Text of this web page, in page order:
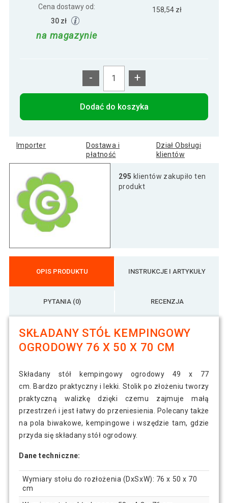
Cena dostawy od:
30 zł
na magazynie
158,54 zł
- +
Dodać do koszyka
Importer
Dostawa i
płatność
Dział Obsługi
klientów
295 klientów zakupiło ten
produkt
OPIS PRODUKTU INSTRUKCJE I ARTYKUŁY
PYTANIA (0) RECENZJA
SKŁADANY STÓŁ KEMPINGOWY
OGRODOWY 76 X 50 X 70 CM
Składany stół kempingowy ogrodowy 49 x 77
cm. Bardzo praktyczny i lekki. Stolik po złożeniu tworzy
praktyczną walizkę dzięki czemu zajmuje małą
przestrzeń i jest łatwy do przeniesienia. Polecany także
na pola biwakowe, kempingowe i wszędzie tam, gdzie
przyda się składany stół ogrodowy.
Dane techniczne:
Wymiary stołu do rozłożenia (DxSxW): 76 x 50 x 70
cm